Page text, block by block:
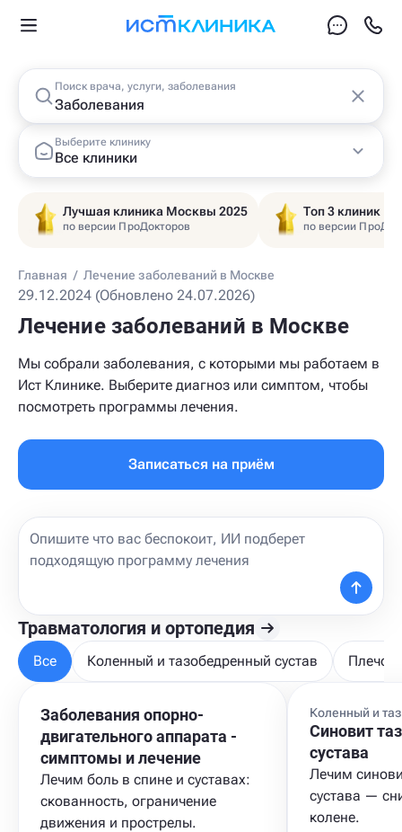
Поиск врача, услуги, заболевания
Выберите клинику
Все клиники
Лучшая клиника Москвы 2025
по версии ПроДокторов
Топ 3 клиник
по версии
Главная / Лечение заболеваний в Москве
29.12.2024 (Обновлено 24.07.2026)
Лечение заболеваний в Москве
Мы собрали заболевания, с которыми мы работаем в
Ист Клинике. Выберите диагноз или симптом, чтобы
посмотреть программы лечения.
Записаться на приём
Травматология и ортопедия
Все Коленный и тазобедренный сустав Плечо,
Заболевания опорно-
двигательного аппарата -
cимптомы и лечение
Лечим боль в спине и суставах:
скованность, ограничение
движения и прострелы.
Коленный и
Синовит
сустава
Лечим
сустава —
колене.